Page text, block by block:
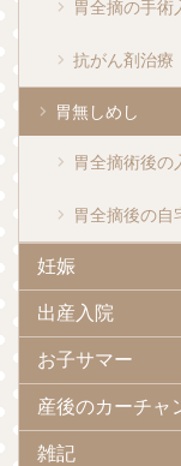
胃全摘の手術
抗がん剤治療
胃無しめし
胃全摘術後の
胃全摘後の自
妊娠
出産入院
お子サマー
産後のカーチャ
雑記